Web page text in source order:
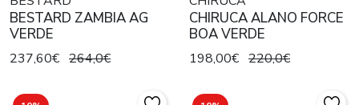
BESTARD ZAMBIA AG
VERDE
237,60€ 264,0€
CHIRUCA ALANO FORCE
BOA VERDE
198,00€ 220,0€